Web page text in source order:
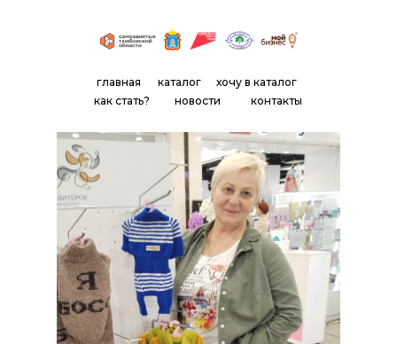
главная
как стать?
каталог
новости
хочу в каталог
контакты